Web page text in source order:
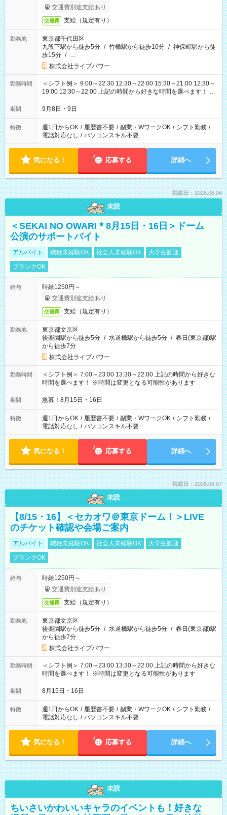
交通費別途支給あり
交通費 支給（規定有り）
勤務地
東京都千代田区
九段下駅から徒歩5分 / 竹橋駅から徒歩10分 / 神保町駅から徒
歩15分 / …
株式会社ライブパワー
勤務時間
＜シフト例＞ 9:00～22:30 12:30～22:00 15:30～21:00 12:30～
19:00 12:30～22:00 上記の時間から好きな時間を選べます！ ※
時間は変更となる可能性があります
期間 9月8日・9日
特徴 週1日からOK / 履歴書不要 / 副業・WワークOK / シフト勤務 /
電話対応なし / パソコンスキル不要
気になる！ 応募する 詳細へ
掲載日：2026.08.04
未読
＜SEKAI NO OWARI＊8月15日・16日＞ドーム
公演のサポートバイト
アルバイト 職種未経験OK 社会人未経験OK
大学生歓迎
ブランクOK
給与
時給1250円～
交通費別途支給あり
交通費 支給（規定有り）
勤務地
東京都文京区
後楽園駅から徒歩5分 / 水道橋駅から徒歩5分 / 春日(東京都)駅
から徒歩7分
株式会社ライブパワー
勤務時間
＜シフト例＞ 7:00～23:00 13:30～22:00 上記の時間から好きな
時間を選べます！ ※時間は変更となる可能性があります
期間 急募！8月15日・16日
特徴 週1日からOK / 履歴書不要 / 副業・WワークOK / シフト勤務 /
電話対応なし / パソコンスキル不要
気になる！ 応募する 詳細へ
掲載日：2026.08.07
未読
【8/15・16】＜セカオワ＠東京ドーム！＞LIVE
のチケット確認や会場ご案内
アルバイト 職種未経験OK 社会人未経験OK
大学生歓迎
ブランクOK
給与
時給1250円～
交通費別途支給あり
交通費 支給（規定有り）
勤務地
東京都文京区
後楽園駅から徒歩5分 / 水道橋駅から徒歩5分 / 春日(東京都)駅
から徒歩7分
株式会社ライブパワー
勤務時間
＜シフト例＞ 7:00～23:00 13:30～22:00 上記の時間から好きな
時間を選べます！ ※時間は変更となる可能性があります
期間 8月15日・16日
特徴 週1日からOK / 履歴書不要 / 副業・WワークOK / シフト勤務 /
電話対応なし / パソコンスキル不要
気になる！ 応募する 詳細へ
未読
ちいさいかわいいキャラのイベントも！好きな